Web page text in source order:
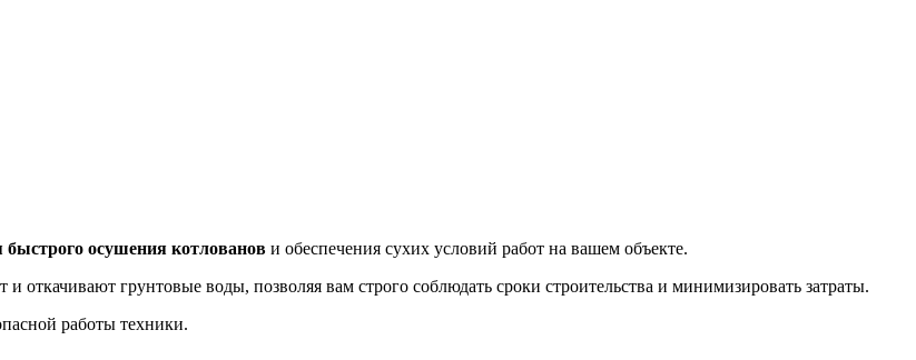
быстрого осушения котлованов и обеспечения сухих условий работ на вашем объекте.
грунтовые воды, позволяя вам строго соблюдать сроки строительства и минимизировать затраты.
работы техники.